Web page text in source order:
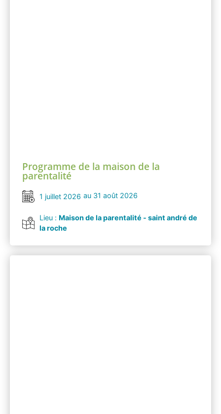
Programme de la maison de la
parentalité
1 juillet 2026 au 31 août 2026
Lieu : Maison de la parentalité - saint andré de
la roche